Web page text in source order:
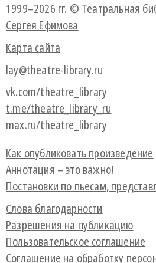
1999–2026 гг. © Театральная
Сергея Ефимова
Карта сайта
lay@theatre-library.ru
vk.com/theatre_library
t.me/theatre_library_ru
max.ru/theatre_library
Как опубликовать произведение
Аннотация – это важно!
Постановки по пьесам,
Слова благодарности
Разрешения на публикацию
Пользовательское соглашение
Соглашение на обработку